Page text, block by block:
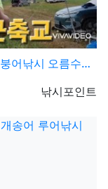
름수위 떡붕어 4짜…
등록자
낚시포인트